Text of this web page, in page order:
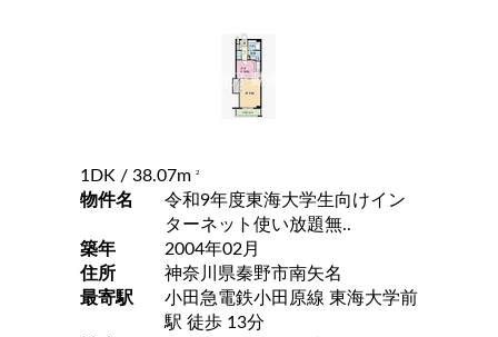
1DK / 38.07m 2
物件名
令和9年度東海大学生向けイン
ターネット使い放題無..
築年
2004年02月
住所
神奈川県秦野市南矢名
最寄駅
小田急電鉄小田原線 東海大学前
駅 徒歩 13分